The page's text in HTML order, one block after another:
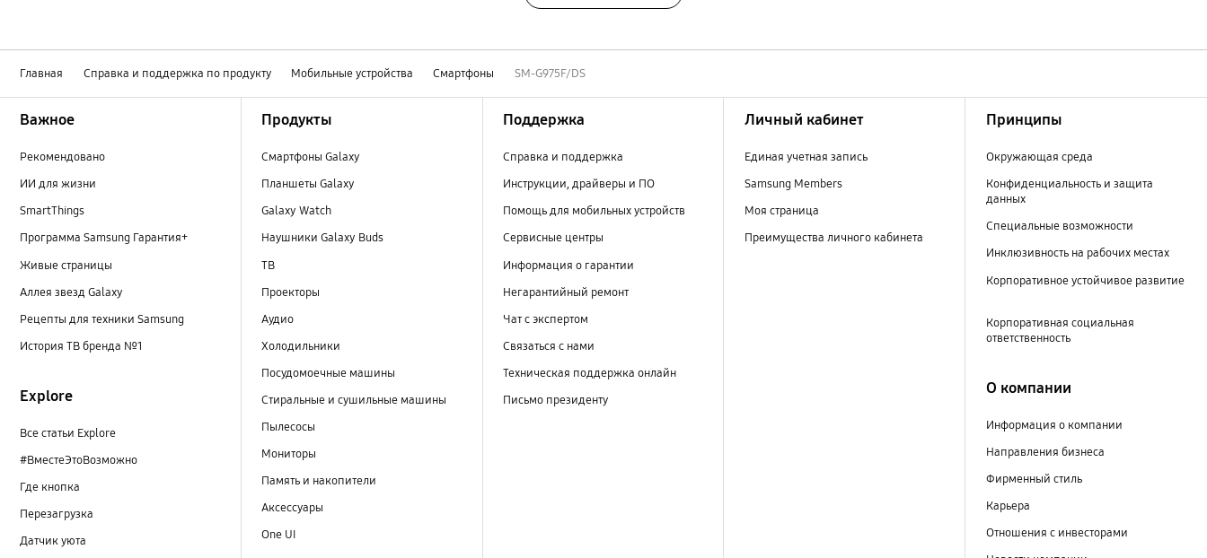
Главная Справка и поддержка по продукту Мобильные устройства Смартфоны SM-G975F/DS
Важное
Рекомендовано
ИИ для жизни
SmartThings
Программа Samsung Гарантия+
Живые страницы
Аллея звезд Galaxy
Рецепты для техники Samsung
История ТВ бренда №1
Explore
Все статьи Explore
#ВместеЭтоВозможно
Где кнопка
Перезагрузка
Датчик уюта
Продукты
Смартфоны Galaxy
Планшеты Galaxy
Galaxy Watch
Наушники Galaxy Buds
ТВ
Проекторы
Аудио
Холодильники
Посудомоечные машины
Стиральные и сушильные машины
Пылесосы
Мониторы
Память и накопители
Аксессуары
One UI
Поддержка
Справка и поддержка
Инструкции, драйверы и ПО
Помощь для мобильных устройств
Сервисные центры
Информация о гарантии
Негарантийный ремонт
Чат с экспертом
Связаться с нами
Техническая поддержка онлайн
Письмо президенту
Личный кабинет
Единая учетная запись
Samsung Members
Моя страница
Преимущества личного кабинета
Принципы
Окружающая среда
Конфиденциальность и защита
данных
Специальные возможности
Инклюзивность на рабочих местах
Корпоративное устойчивое развитие
Корпоративная социальная
ответственность
О компании
Информация о компании
Направления бизнеса
Фирменный стиль
Карьера
Отношения с инвесторами